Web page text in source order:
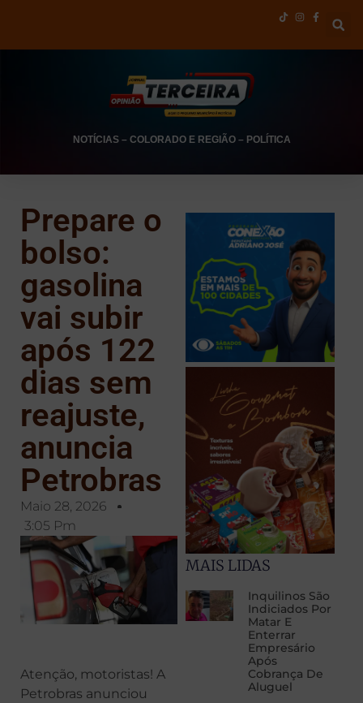
NOTÍCIAS– COLORADO E REGIÃO– POLÍTICA
Prepare o
bolso:
gasolina
vai subir
após 122
dias sem
reajuste,
anuncia
Petrobras
Maio 28, 2026
3:05 Pm
Atenção, motoristas! A
Petrobras anunciou
MAIS LIDAS
Inquilinos São
Indiciados Por
Matar E
Enterrar
Empresário
Após
Cobrança De
Aluguel